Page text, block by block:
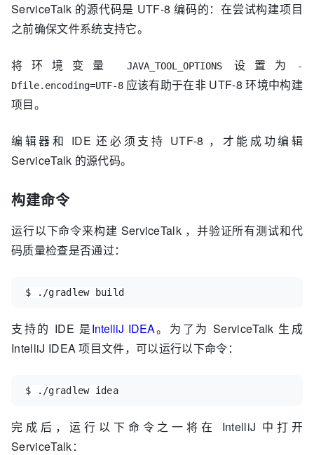
ServiceTalk 的源代码是 UTF-8 编码的：在尝试构建项目
之前确保文件系统支持它。
将环境变量 JAVA_TOOL_OPTIONS 设置为
-
Dfile.encoding=UTF-8 应该有助于在非 UTF-8 环境中构建
项目。
编辑器和 IDE 还必须支持 UTF-8 ，才能成功编辑
ServiceTalk 的源代码。
构建命令
运行以下命令来构建 ServiceTalk ，并验证所有测试和代
码质量检查是否通过：
$ ./gradlew build
支持的 IDE 是IntelliJ IDEA。为了为 ServiceTalk 生成
IntelliJ IDEA 项目文件，可以运行以下命令：
$ ./gradlew idea
完成后，运行以下命令之一将在 IntelliJ 中打开
ServiceTalk：